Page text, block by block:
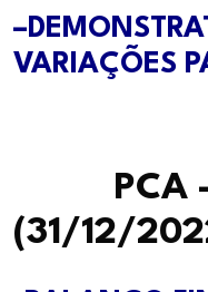
–
VARIAÇÕES
PCA –
(31/12/